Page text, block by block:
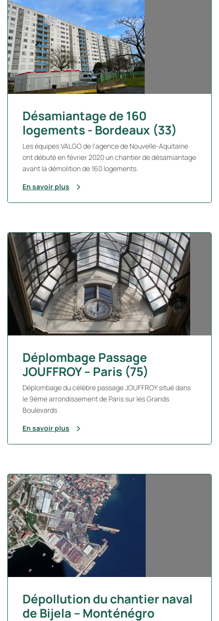
Désamiantage de 160
logements - Bordeaux (33)
Les équipes VALGO de l'agence de Nouvelle-Aquitaine
ont débuté en février 2020 un chantier de désamiantage
avant la démolition de 160 logements.
En savoir plus
Déplombage Passage
JOUFFROY – Paris (75)
Déplombage du célèbre passage JOUFFROY situé dans
le 9ème arrondissement de Paris sur les Grands
Boulevards
En savoir plus
Dépollution du chantier naval
de Bijela – Monténégro